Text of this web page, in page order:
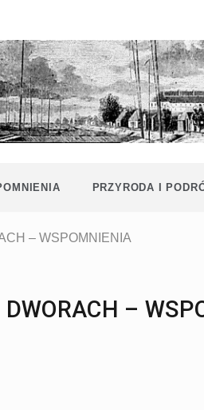
Polaków na
Polesiu.
Przyroda,
zabytki,
i
z Polesia.
PRZYRODA I
– WSPOMNIENIA
–